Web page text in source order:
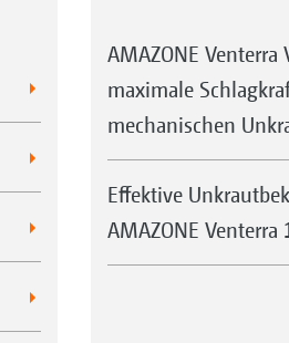
AMAZONE Venterra
maximale
mechanischen
Effektive
AMAZONE Venterra